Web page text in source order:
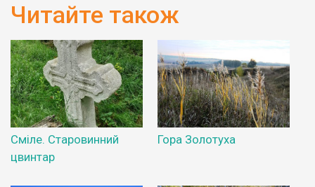
Читайте також
Сміле. Старовинний
цвинтар
Гора Золотуха